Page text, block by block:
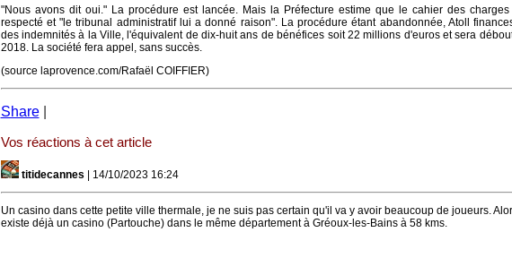
"Nous avons dit oui." La procédure est lancée. Mais la Préfecture estime que le cahier des charges
respecté et "le tribunal administratif lui a donné raison". La procédure étant abandonnée, Atoll
des indemnités à la Ville, l'équivalent de dix-huit ans de bénéfices soit 22 millions d'euros et sera
2018. La société fera appel, sans succès.
(source laprovence.com/Rafaël COIFFIER)
Share
Vos réactions à cet article
titidecannes | 14/10/2023 16:24
Un casino dans cette petite ville thermale, je ne suis pas certain qu'il va y avoir beaucoup de joueurs.
existe déjà un casino (Partouche) dans le même département à Gréoux-les-Bains à 58 kms.